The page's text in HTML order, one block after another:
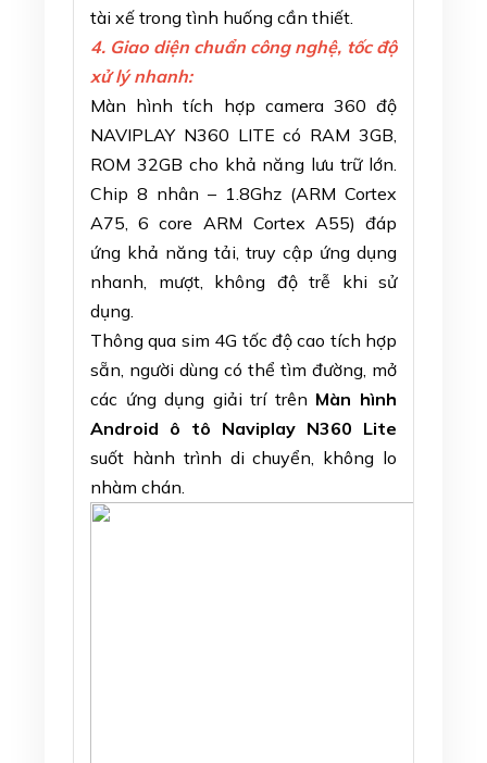
tài xế trong tình huống cần thiết.
4. Giao diện chuẩn công nghệ, tốc độ
xử lý nhanh:
Màn hình tích hợp camera 360 độ
NAVIPLAY N360 LITE có RAM 3GB,
ROM 32GB cho khả năng lưu trữ lớn.
Chip 8 nhân – 1.8Ghz (ARM Cortex
A75, 6 core ARM Cortex A55) đáp
ứng khả năng tải, truy cập ứng dụng
nhanh, mượt, không độ trễ khi sử
dụng.
Thông qua sim 4G tốc độ cao tích hợp
sẵn, người dùng có thể tìm đường, mở
các ứng dụng giải trí trên Màn hình
Android ô tô Naviplay N360 Lite
suốt hành trình di chuyển, không lo
nhàm chán.